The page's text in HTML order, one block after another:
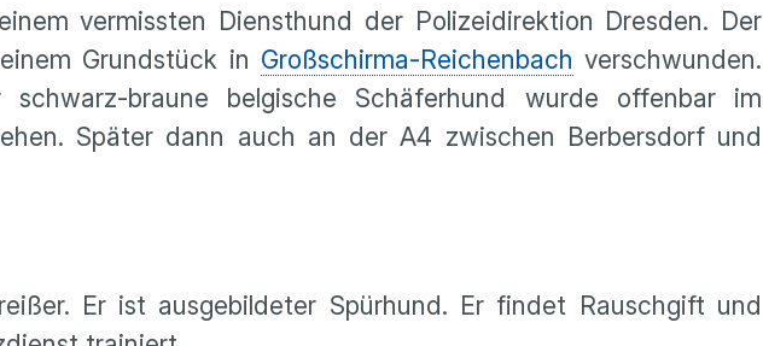
vermissten Diensthund der Polizeidirektion Dresden. Der
Grundstück in Großschirma-Reichenbach verschwunden.
braune belgische Schäferhund wurde offenbar im
Später dann auch an der A4 zwischen Berbersdorf und
Er ist ausgebildeter Spürhund. Er findet Rauschgift und